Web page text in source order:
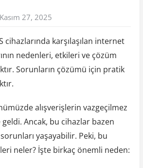
Kasım 27, 2025
cihazlarında karşılaşılan internet
nedenleri, etkileri ve çözüm
Sorunların çözümü için pratik
alışverişlerin vazgeçilmez
Ancak, bu cihazlar bazen
yaşayabilir. Peki, bu
neler? İşte birkaç önemli neden: